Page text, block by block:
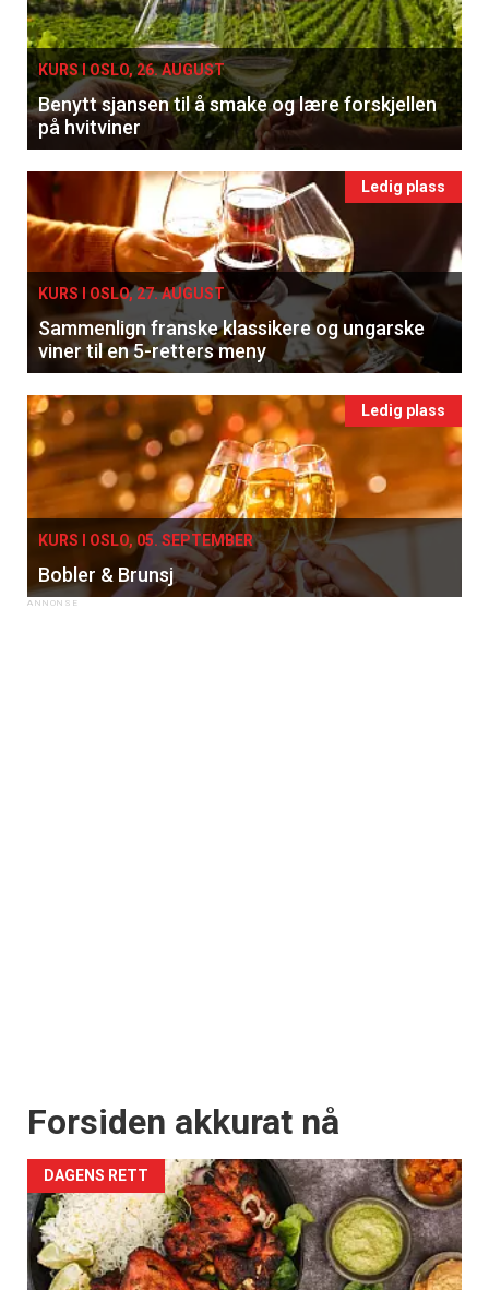
KURS I OSLO, 26. AUGUST
Benytt sjansen til å smake og lære forskjellen
på hvitviner
Ledig plass
KURS I OSLO, 27. AUGUST
Sammenlign franske klassikere og ungarske
viner til en 5-retters meny
Ledig plass
KURS I OSLO, 05. SEPTEMBER
Bobler & Brunsj
Forsiden akkurat nå
DAGENS RETT